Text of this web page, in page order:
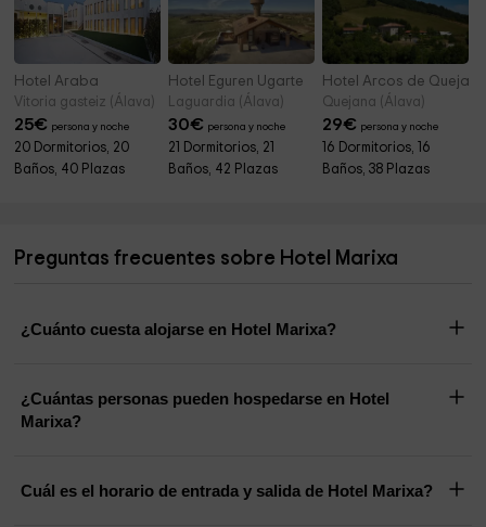
Hotel Araba
Vitoria gasteiz (Álava)
25€ persona y noche
20 Dormitorios, 20
Baños, 40 Plazas
Hotel Eguren Ugarte
Laguardia (Álava)
30€ persona y noche
21 Dormitorios, 21
Baños, 42 Plazas
Hotel Arcos de
Quejana (Álava)
29€ persona y noche
16 Dormitorios, 16
Baños, 38 Plazas
Preguntas frecuentes sobre Hotel Marixa
¿Cuánto cuesta alojarse en Hotel Marixa?
¿Cuántas personas pueden hospedarse en Hotel
Marixa?
Cuál es el horario de entrada y salida de Hotel Marixa?